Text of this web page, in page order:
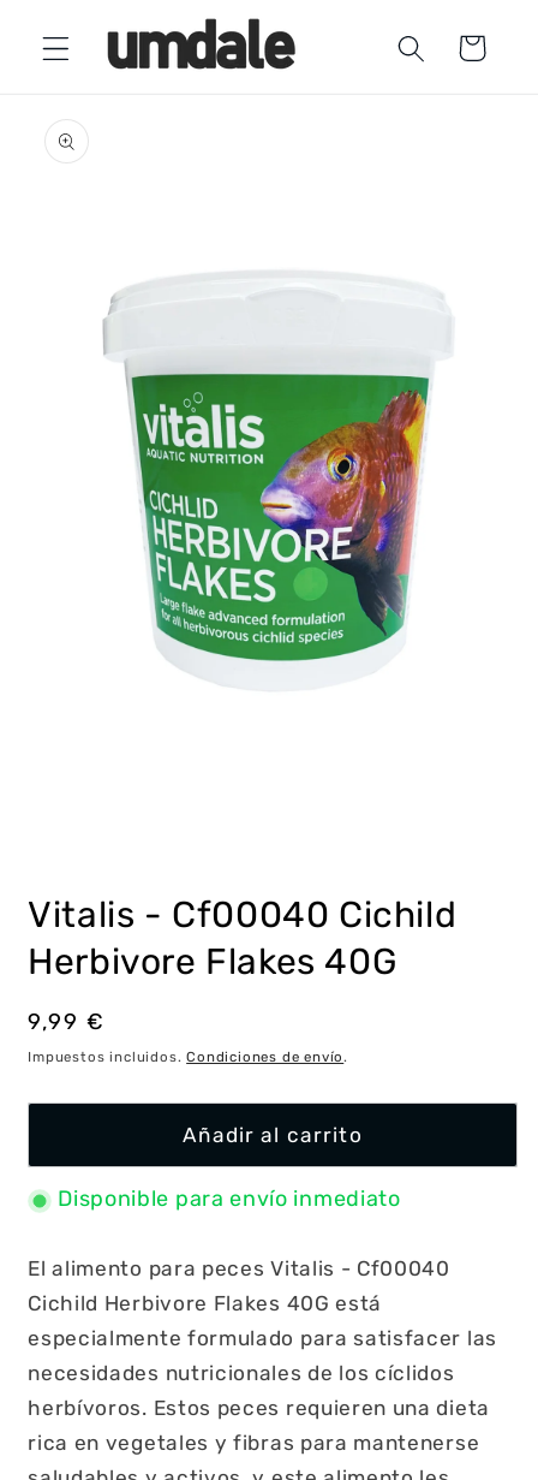
directamente
al contenido
Carrito
a la
información
1
en
una
ventana
Vitalis - Cf00040 Cichild
Herbivore Flakes 40G
Precio
habitual
9,99 €
Impuestos incluidos.Condiciones de envío.
Añadir al carrito
Disponible para envío inmediato
El alimento para peces Vitalis - Cf00040
Cichild Herbivore Flakes 40G está
especialmente formulado para satisfacer las
necesidades nutricionales de los cíclidos
herbívoros. Estos peces requieren una dieta
rica en vegetales y fibras para mantenerse